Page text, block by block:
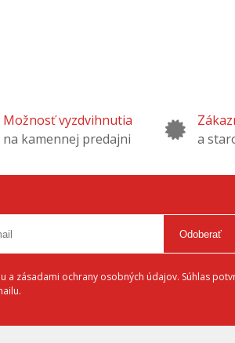
Možnosť vyzdvihnutia
na kamennej predajni
a
Odoberať
zásadami ochrany osobných údajov. Súhlas